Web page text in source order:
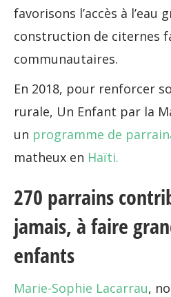
favorisons l’accès à l’eau
construction de citernes
communautaires.
En 2018, pour renforcer
rurale, Un Enfant par la
un programme de
matheux en Haïti.
270 parrains
jamais, à faire
enfants
Marie-Sophie Lacarrau,